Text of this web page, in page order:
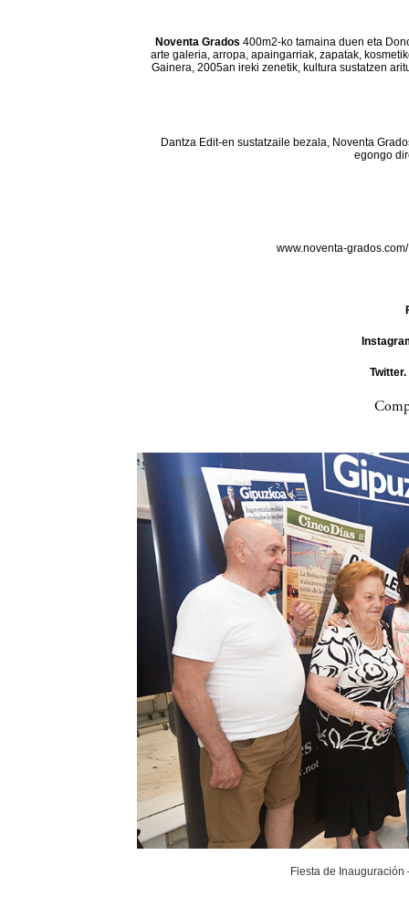
Noventa Grados 400m2-ko tamaina duen eta
arte galeria, arropa, apaingarriak, zapatak,
Gainera, 2005an ireki zenetik, kultura sustatzen
Dantza Edit-en sustatzaile bezala, Noventa
egongo
www.noventa-
Twitter.
Fiesta de